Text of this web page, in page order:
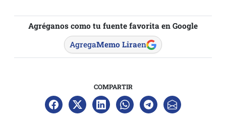
Agréganos como tu fuente favorita en Google
AgregaMemo Liraen
COMPARTIR